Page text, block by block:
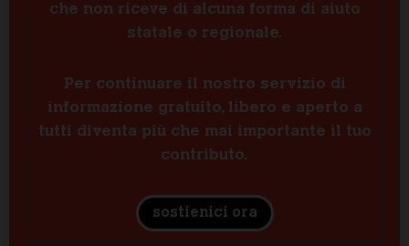
che non riceve di alcuna forma di aiuto
statale o regionale.
Per continuare il nostro servizio di
informazione gratuito, libero e aperto a
tutti diventa più che mai importante il tuo
contributo.
sostienici ora